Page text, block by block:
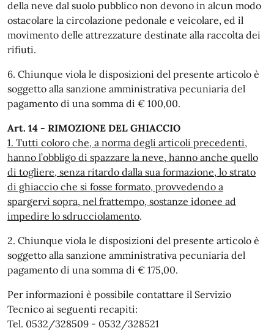
della neve dal suolo pubblico non devono in alcun modo
ostacolare la circolazione pedonale e veicolare, ed il
movimento delle attrezzature destinate alla raccolta dei
rifiuti.
6. Chiunque viola le disposizioni del presente articolo è
soggetto alla sanzione amministrativa pecuniaria del
pagamento di una somma di € 100,00.
Art. 14 - RIMOZIONE DEL GHIACCIO
1. Tutti coloro che, a norma degli articoli precedenti,
hanno l’obbligo di spazzare la neve, hanno anche quello
di togliere, senza ritardo dalla sua formazione, lo strato
di ghiaccio che si fosse formato, provvedendo a
spargervi sopra, nel frattempo, sostanze idonee ad
impedire lo sdrucciolamento.
2. Chiunque viola le disposizioni del presente articolo è
soggetto alla sanzione amministrativa pecuniaria del
pagamento di una somma di € 175,00.
Per informazioni è possibile contattare il Servizio
Tecnico ai seguenti recapiti:
Tel. 0532/328509 - 0532/328521